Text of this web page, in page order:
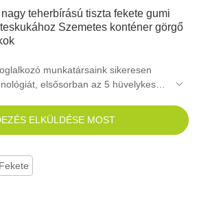
teherbírású tiszta fekete gumi
Szemetes konténer görgő
munkatársaink sikeresen
elsősorban az 5 hüvelykes
konténer-görgő hatékonyabb
alkalmazható, mint például a
ELKÜLDÉSE MOST
Fekete